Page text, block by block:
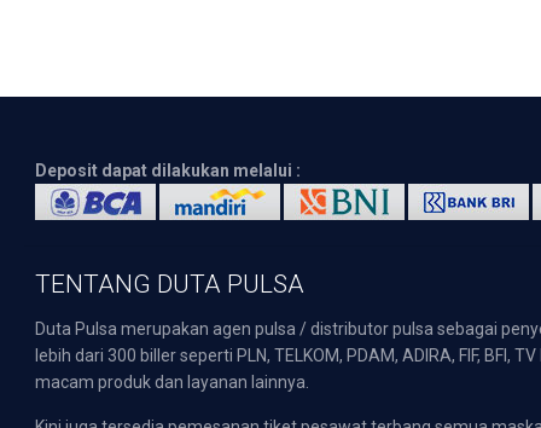
Deposit dapat dilakukan melalui :
TENTANG DUTA PULSA
Duta Pulsa merupakan agen pulsa / distributor pulsa sebagai
lebih dari 300 biller seperti PLN, TELKOM, PDAM, ADIRA, FIF,
macam produk dan layanan lainnya.